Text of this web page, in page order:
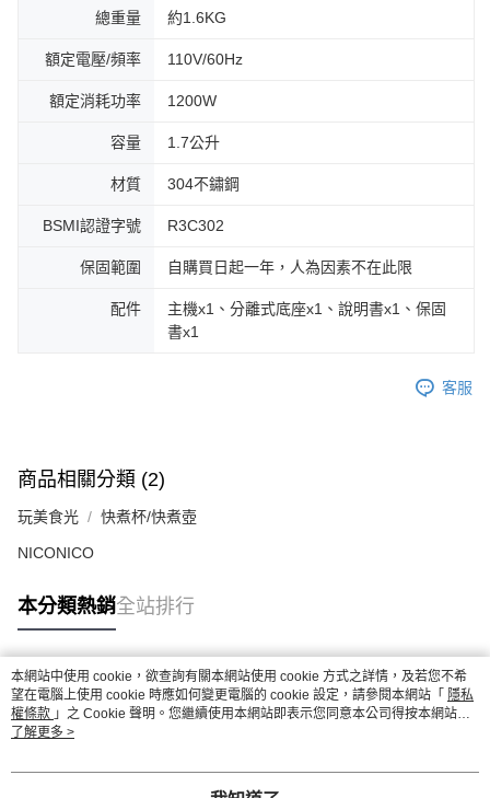
總重量 約1.6KG
額定電壓/頻率 110V/60Hz
額定消耗功率 1200W
容量 1.7公升
材質 304不鏽鋼
BSMI認證字號 R3C302
保固範圍 自購買日起一年，人為因素不在此限
配件
主機x1、分離式底座x1、說明書x1、保固
書x1
客服
商品相關分類 (2)
玩美食光 快煮杯/快煮壺
NICONICO
本分類熱銷全站排行
熱門標籤
本網站中使用 cookie，欲查詢有關本網站使用 cookie 方式之詳情，及若您不希
望在電腦上使用 cookie 時應如何變更電腦的 cookie 設定，請參閱本網站「 隱私
權條款 」之 Cookie 聲明。您繼續使用本網站即表示您同意本公司得按本網站使
用條款之 Cookie 聲明使用 cookie。
了解更多 >